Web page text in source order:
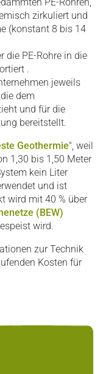
PE-Rohren,
zirkuliert und
(konstant 8 bis 14
die PE-Rohre in die
.
jeweils
dem
und für die
bereitstellt.
Geothermie", weil
1,30 bis 1,50 Meter
kein Liter
und ist
wird mit 40 % über
(BEW)
wird.
zur Technik
Kosten für